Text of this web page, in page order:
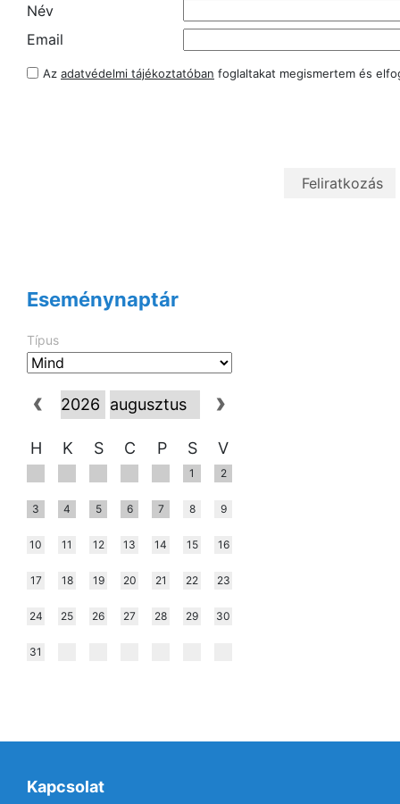
Név
Email
Az adatvédelmi tájékoztatóban foglaltakat megismertem és
Eseménynaptár
Típus
H K S C P S V
1 2
3 4 5 6 7 8 9
10 11 12 13 14 15 16
17 18 19 20 21 22 23
24 25 26 27 28 29 30
31
Kapcsolat